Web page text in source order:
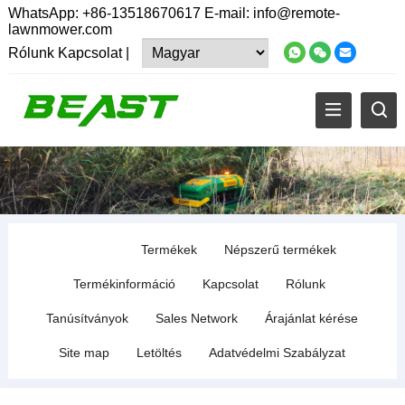
WhatsApp: +86-13518670617E-mail: info@remote-
lawnmower.com
Rólunk Kapcsolat|
Termékek Népszerű termékek
Termékinformáció Kapcsolat Rólunk
Tanúsítványok Sales Network Árajánlat kérése
Site map Letöltés Adatvédelmi Szabályzat